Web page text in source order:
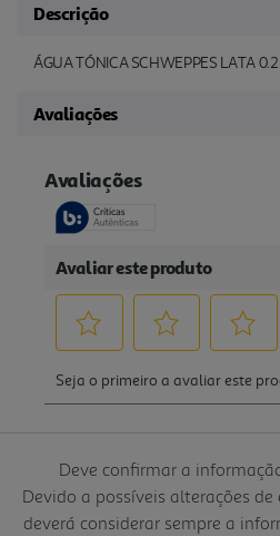
Descrição
ÁGUA TÓNICA SCHWEPPES LATA
Avaliações
Deve confirmar a
Devido a possíveis alterações
deverá considerar sempre a